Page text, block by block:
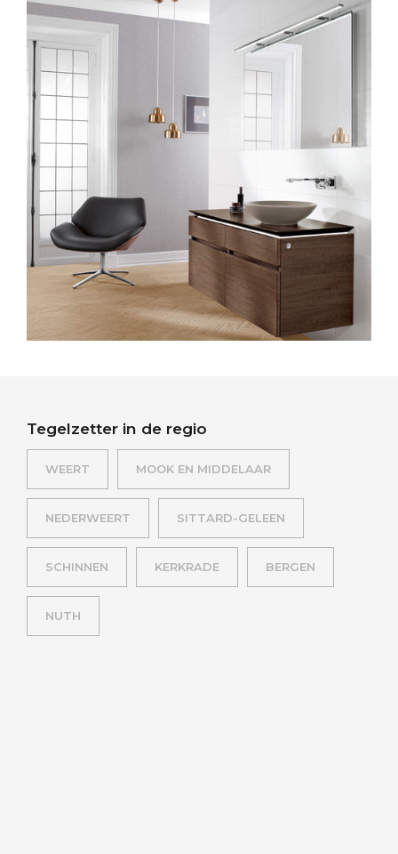
Tegelzetter in de regio
WEERT MOOK EN MIDDELAAR
NEDERWEERT SITTARD-GELEEN
SCHINNEN KERKRADE BERGEN
NUTH